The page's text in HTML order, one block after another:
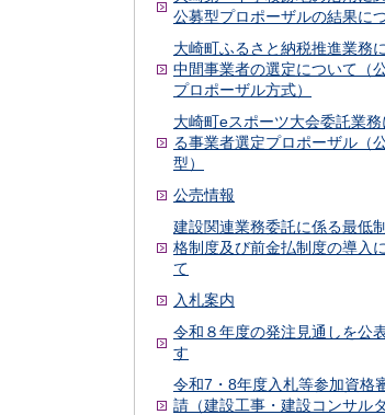
公募型プロポーザルの結果に
大崎町ふるさと納税推進業務
中間事業者の選定について（
プロポーザル方式）
大崎町eスポーツ大会委託業務
る事業者選定プロポーザル（
型）
公売情報
建設関連業務委託に係る最低
格制度及び前金払制度の導入
て
入札案内
令和８年度の発注見通しを公
す
令和7・8年度入札等参加資格
請（建設工事・建設コンサル